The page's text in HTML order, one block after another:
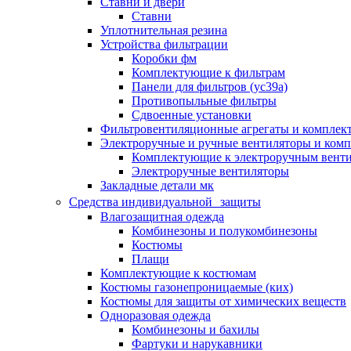
Ставни
Уплотнительная резина
Устройства фильтрации
Коробки фм
Комплектующие к фильтрам
Панели для фильтров (ус39а)
Противопыльные фильтры
Сдвоенные установки
Фильтровентиляционные агрегаты и
Электроручные и ручные вентиляторы и
Комплектующие к электроручным
Электроручные вентиляторы
Закладные детали мк
Средства индивидуальной защиты
Влагозащитная одежда
Комбинезоны и полукомбинезоны
Костюмы
Плащи
Комплектующие к костюмам
Костюмы газонепроницаемые (ких)
Костюмы для защиты от химических веществ
Одноразовая одежда
Комбинезоны и бахилы
Фартуки и нарукавники